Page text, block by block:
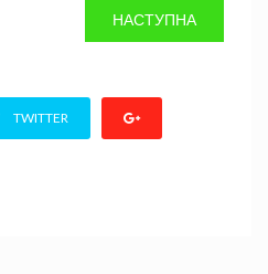
НАСТУПНА
TWITTER